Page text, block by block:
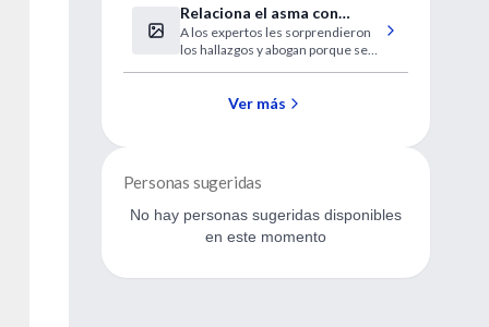
que estaba esperando
Relaciona el asma con
probabilidad de diabetes y
enfermedad cardiaca
A los expertos les sorprendieron
los hallazgos y abogan porque se
Ver más
Personas sugeridas
No hay personas sugeridas disponibles
en este momento